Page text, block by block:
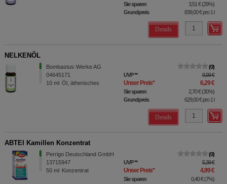
Sie sparen 3,51 €(29%)
Grundpreis
839,00 €pro 1 l
Details
NELKENÖL
Bombastus-Werke AG
04645171
10 ml Öl, ätherisches
0
UVP** 8,99 €
Unser Preis* 6,29 €
Sie sparen 2,70 €(30%)
Grundpreis
629,00 €pro 1 l
Details
ABTEI Kamillen Konzentrat
Perrigo Deutschland GmbH
13715947
50 ml Konzentrat
0
UVP** 5,39 €
Unser Preis* 4,99 €
Sie sparen 0,40 €(7%)